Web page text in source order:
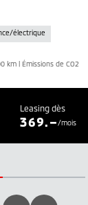
électrique
km | Émissions de CO2
Leasing dès
369.–/mois